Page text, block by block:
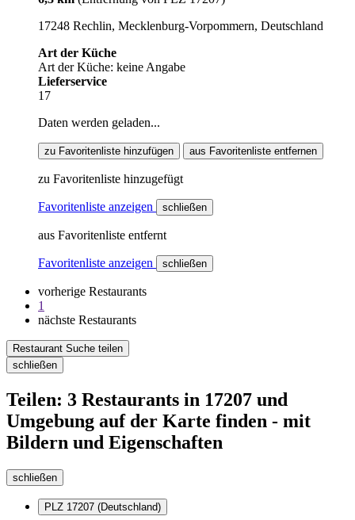
17248 Rechlin, Mecklenburg-Vorpommern, Deutschland
Art der Küche
Art der Küche: keine Angabe
Lieferservice
17
Daten werden geladen...
zu Favoritenliste hinzufügen aus Favoritenliste entfernen
zu Favoritenliste hinzugefügt
Favoritenliste anzeigen schließen
aus Favoritenliste entfernt
Favoritenliste anzeigen schließen
vorherige Restaurants
1
nächste Restaurants
Restaurant Suche teilen
schließen
Teilen: 3 Restaurants in 17207 und
Umgebung auf der Karte finden - mit
Bildern und Eigenschaften
schließen
PLZ 17207 (Deutschland)